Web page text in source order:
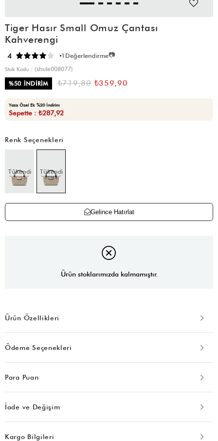
Tiger Hasır Small Omuz Çantası
Kahverengi
4 1 Değerlendirme📷
Stok Kodu
(shule008077)
%50 İNDIRIM ₺719,80 ₺359,90
Yaza Özel Ek %20 İndirim
Sepette : ₺287,92
Renk Seçenekleri
Tükendi Tükendi
Gelince Hatırlat
Ürün stoklarımızda kalmamıştır.
Ürün Özellikleri
Ödeme Seçenekleri
Para Puan
İade ve Değişim
Kargo Bilgileri